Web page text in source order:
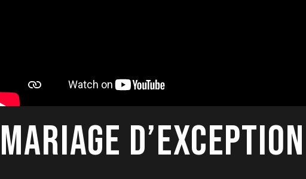
MARIAGE D’EXCEPTION